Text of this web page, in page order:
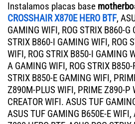
Instalamos placas base
CROSSHAIR X870E HERO BTF,
GAMING WIFI, ROG STRIX B860-G
STRIX B860-I GAMING WIFI, ROG
WIFI, ROG STRIX B850-I GAMING
A GAMING WIFI, ROG STRIX
STRIX B850-E GAMING WIFI,
Z890M-PLUS WIFI, PRIME Z890-
CREATOR WIFI. ASUS TUF
ASUS TUF GAMING B650E-E WIFI,